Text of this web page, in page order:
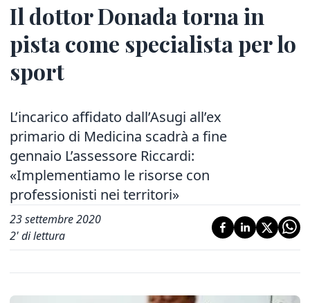
Il dottor Donada torna in
pista come specialista per lo
sport
L’incarico affidato dall’Asugi all’ex
primario di Medicina scadrà a fine
gennaio L’assessore Riccardi:
«Implementiamo le risorse con
professionisti nei territori»
23 settembre 2020
2' di lettura